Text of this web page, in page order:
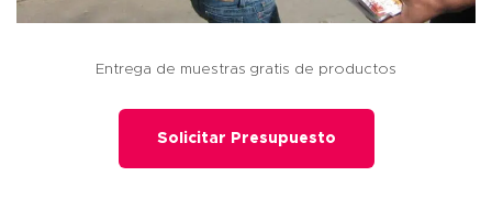
Entrega de muestras gratis de productos
Solicitar Presupuesto